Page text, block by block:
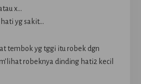
x…
yg sakit…
tembok yg tggi itu robek dgn
robeknya dinding hati2 kecil